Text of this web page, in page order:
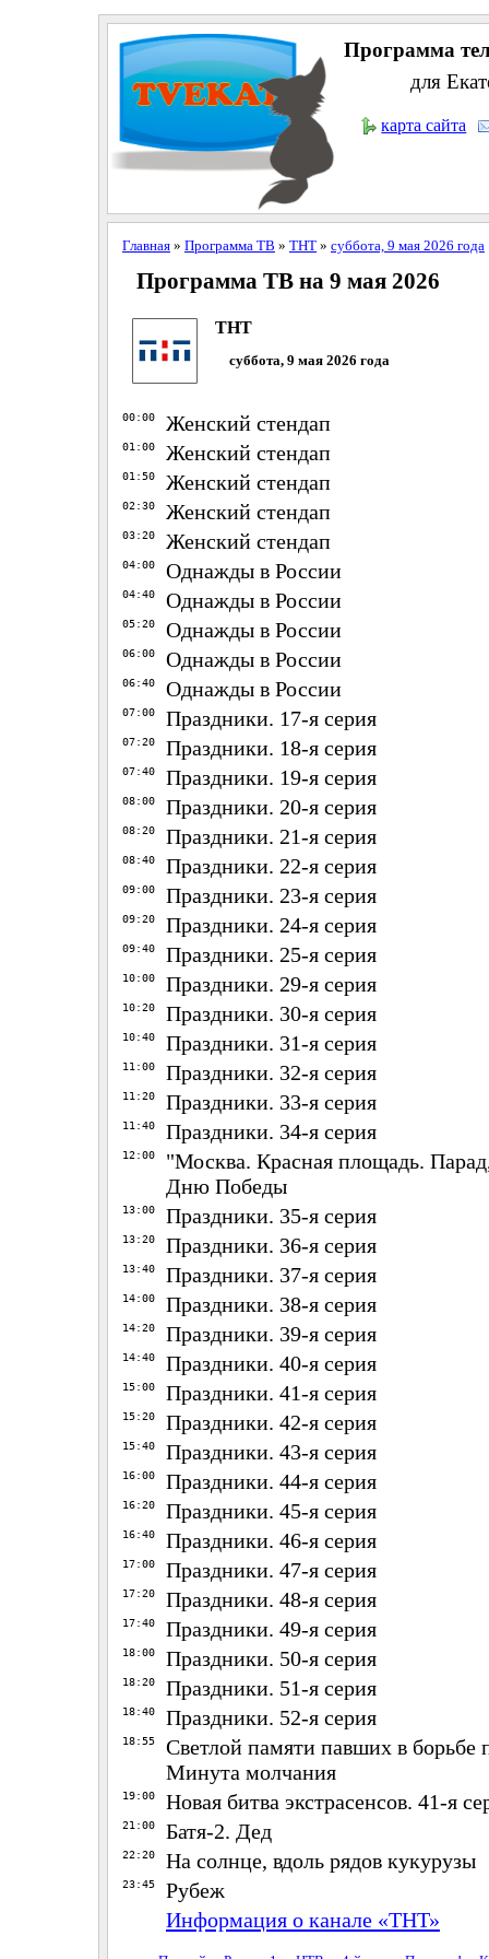
Программа
для
карта сайта
Главная» Программа ТВ » ТНТ» суббота, 9 мая 2026 года
Программа ТВ на 9 мая 2026
ТНТ
суббота, 9 мая 2026 года
00:00 Женский стендап
01:00 Женский стендап
01:50 Женский стендап
02:30 Женский стендап
03:20 Женский стендап
04:00 Однажды в России
04:40 Однажды в России
05:20 Однажды в России
06:00 Однажды в России
06:40 Однажды в России
07:00 Праздники. 17-я серия
07:20 Праздники. 18-я серия
07:40 Праздники. 19-я серия
08:00 Праздники. 20-я серия
08:20 Праздники. 21-я серия
08:40 Праздники. 22-я серия
09:00 Праздники. 23-я серия
09:20 Праздники. 24-я серия
09:40 Праздники. 25-я серия
10:00 Праздники. 29-я серия
10:20 Праздники. 30-я серия
10:40 Праздники. 31-я серия
11:00 Праздники. 32-я серия
11:20 Праздники. 33-я серия
11:40 Праздники. 34-я серия
12:00
"Москва. Красная площадь.
Дню Победы
13:00 Праздники. 35-я серия
13:20 Праздники. 36-я серия
13:40 Праздники. 37-я серия
14:00 Праздники. 38-я серия
14:20 Праздники. 39-я серия
14:40 Праздники. 40-я серия
15:00 Праздники. 41-я серия
15:20 Праздники. 42-я серия
15:40 Праздники. 43-я серия
16:00 Праздники. 44-я серия
16:20 Праздники. 45-я серия
16:40 Праздники. 46-я серия
17:00 Праздники. 47-я серия
17:20 Праздники. 48-я серия
17:40 Праздники. 49-я серия
18:00 Праздники. 50-я серия
18:20 Праздники. 51-я серия
18:40 Праздники. 52-я серия
18:55
Светлой памяти павших в борьбе
Минута молчания
19:00 Новая битва экстрасенсов. 41-я
21:00 Батя-2. Дед
22:20 На солнце, вдоль рядов кукурузы
23:45
Рубеж
Информация о канале «ТНТ»